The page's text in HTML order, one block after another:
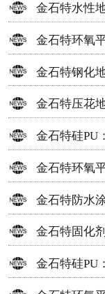
金石特水性
案
金石特环氧
选择
金石特钢化
金石特压花
地面材料
金石特硅PU
金石特环氧
决方案
金石特防水
方案
金石特固化
金石特硅PU